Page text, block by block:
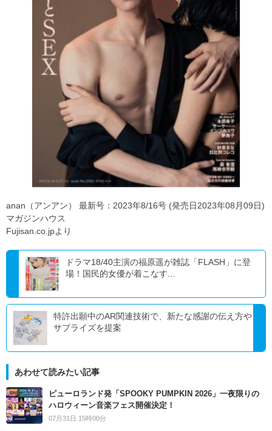
anan（アンアン） 最新号：2023年8/16号 (発売日2023年08月09日)
マガジンハウス
Fujisan.co.jpより
ドラマ18/40主演の福原遥が雑誌「FLASH」に登
場！国民的女優が着こなす...
特許出願中のAR関連技術で、新たな感謝の伝え方や
サプライズを提案
あわせて読みたい記事
ピューロランド発「SPOOKY PUMPKIN 2026」一夜限りの
ハロウィーン音楽フェス開催決定！
07月31日 15時00分